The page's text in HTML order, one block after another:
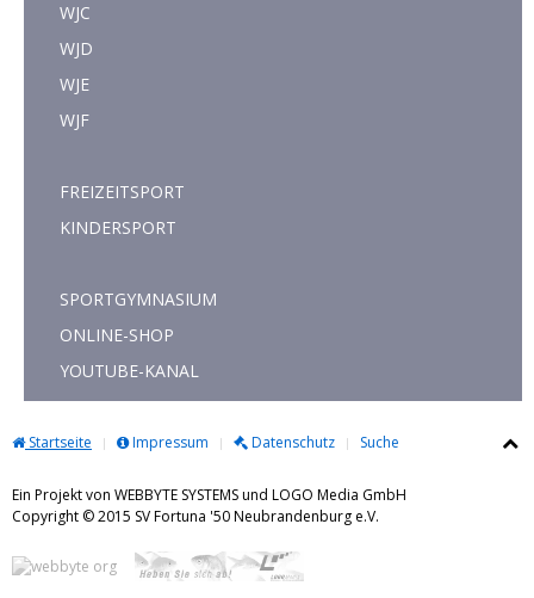
WJC
WJD
WJE
WJF
FREIZEITSPORT
KINDERSPORT
SPORTGYMNASIUM
ONLINE-SHOP
YOUTUBE-KANAL
Startseite Impressum Datenschutz Suche
Ein Projekt von WEBBYTE SYSTEMS und LOGO Media GmbH
Copyright © 2015 SV Fortuna '50 Neubrandenburg e.V.